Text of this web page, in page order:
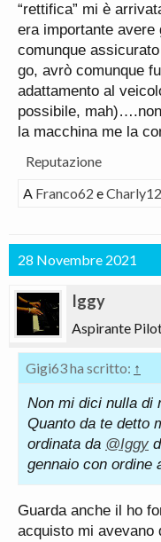
“rettifica” mi è
era importante avere
comunque
go, avrò comunque
adattamento al
possibile,
la macchina me la
Reputazione
A Franco62 eCharly12
28 Novembre 2021
Iggy
Aspirante
Gigi63 ha scritto: ↑
Non mi dici nulla di
Quanto da te detto
ordinata da @Iggy
gennaio con ordine
Guarda anche il ho
acquisto mi avevano